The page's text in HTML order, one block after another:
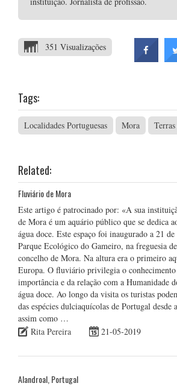
351 Visualizações
Tags:
Localidades Portuguesas Mora
Related:
Fluviário de Mora
Este artigo é patrocinado por: «A sua
de Mora é um aquário público que se dedica
água doce. Este espaço foi inaugurado a 21
Parque Ecológico do Gameiro, na freguesia
concelho de Mora. Na altura era o primeiro
Europa. O fluviário privilegia o conhecimento
importância e da relação com a Humanidade
água doce. Ao longo da visita os turistas
das espécies dulciaquícolas de Portugal desde
assim como …
Rita Pereira
21-05-2019
Alandroal, Portugal